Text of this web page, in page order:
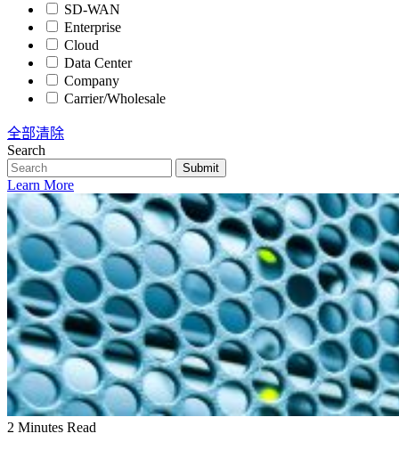
SD-WAN
Enterprise
Cloud
Data Center
Company
Carrier/Wholesale
全部清除
Search
Submit
Learn More
2 Minutes Read